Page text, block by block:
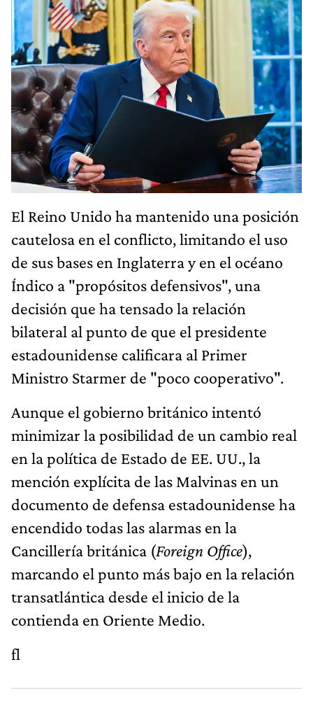
El Reino Unido ha mantenido una posición
cautelosa en el conflicto, limitando el uso
de sus bases en Inglaterra y en el océano
Índico a "propósitos defensivos", una
decisión que ha tensado la relación
bilateral al punto de que el presidente
estadounidense calificara al Primer
Ministro Starmer de "poco cooperativo".
Aunque el gobierno británico intentó
minimizar la posibilidad de un cambio real
en la política de Estado de EE. UU., la
mención explícita de las Malvinas en un
documento de defensa estadounidense ha
encendido todas las alarmas en la
Cancillería británica (Foreign Office),
marcando el punto más bajo en la relación
transatlántica desde el inicio de la
contienda en Oriente Medio.
fl